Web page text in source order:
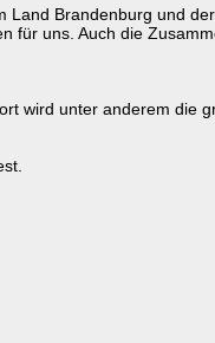
Land Brandenburg und
für uns. Auch die
wird unter anderem die